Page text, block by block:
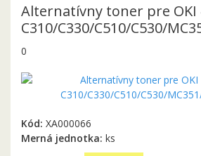
Alternatívny toner pre OKI
C310/C330/C510/C530/
0
Kód: XA000066
Merná jednotka: ks